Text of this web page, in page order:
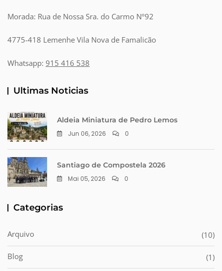
Morada: Rua de Nossa Sra. do Carmo Nº92
4775-418 Lemenhe Vila Nova de Famalicão
Whatsapp: 915 416 538
Ultimas Noticias
Aldeia Miniatura de Pedro Lemos
Jun 06, 2026 0
Santiago de Compostela 2026
Mai 05, 2026 0
Categorias
Arquivo (10)
Blog (1)